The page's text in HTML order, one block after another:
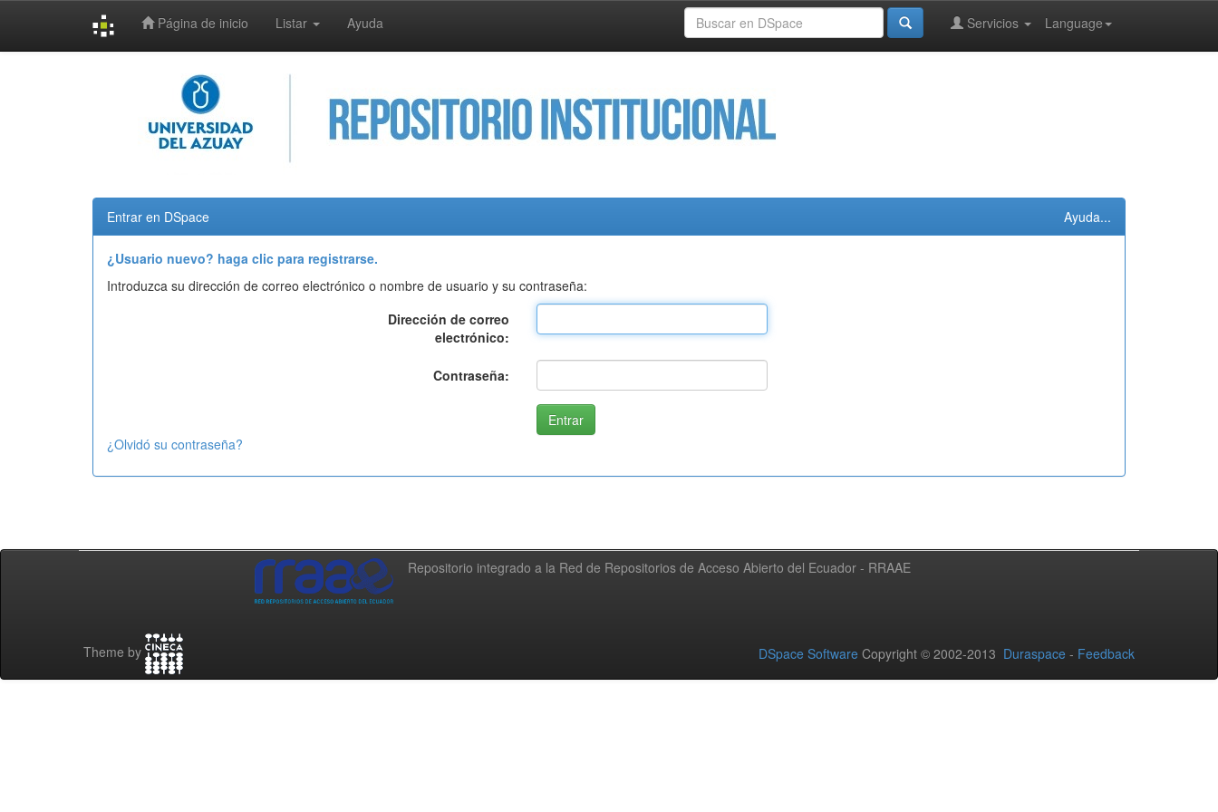
Página de inicio Listar Ayuda Language
Servicios
Entrar en DSpace Ayuda...
¿Usuario nuevo? haga clic para registrarse.
Introduzca su dirección de correo electrónico o nombre de usuario y su contraseña:
Dirección de correo
electrónico:
Contraseña:
¿Olvidó su contraseña?
Repositorio integrado a la Red de Repositorios de Acceso Abierto del Ecuador - RRAAE
Theme by DSpace Software Copyright © 2002-2013 Duraspace - Feedback